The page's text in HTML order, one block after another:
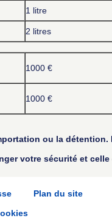
1 litre
2 litres
1000 €
1000 €
ou la
votre sécurité et
Plan du site